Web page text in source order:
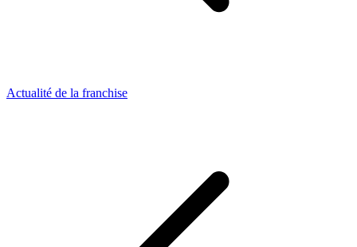
Actualité de la franchise